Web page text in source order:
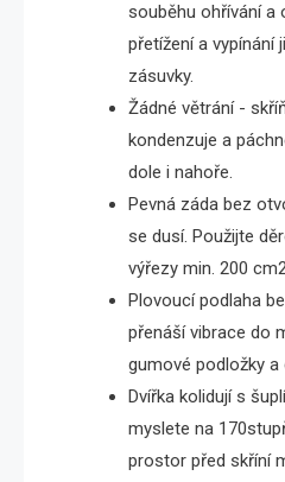
souběhu ohřívání a
přetížení a vypínání
zásuvky.
Žádné větrání -
kondenzuje a
dole i nahoře.
Pevná záda bez
se dusí. Použijte
výřezy min. 200
Plovoucí podlaha
přenáší vibrace do
gumové podložky a
Dvířka kolidují s
myslete na
prostor před skříní